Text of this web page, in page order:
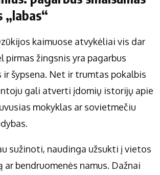
„labas“
kaimuose atvykėliai vis dar
pirmas žingsnis yra pagarbus
ir šypsena. Net ir trumtas pokalbis
gali atverti įdomių istorijų apie
mokyklas ar sovietmečiu
sužinoti, naudinga užsukti į vietos
bendruomenės namus. Dažnai